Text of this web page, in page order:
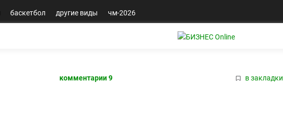
баскетбол другие виды чм-2026
комментарии 9 в закладки